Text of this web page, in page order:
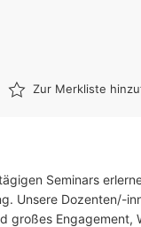
Zur Merkliste
Seminars
Unsere Dozenten/-
großes Engagement,